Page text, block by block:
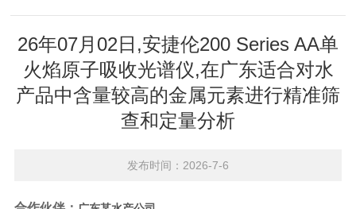
26年07月02日,安捷伦200 Series AA单
火焰原子吸收光谱仪,在广东适合对水
产品中含量较高的金属元素进行精准筛
查和定量分析
发布时间：2026-7-6